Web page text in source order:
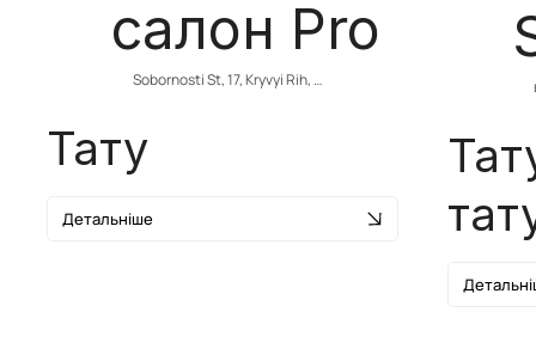
салон Pro
Sobornosti St, 17, Kryvyi Rih,
Тату
Детальніше